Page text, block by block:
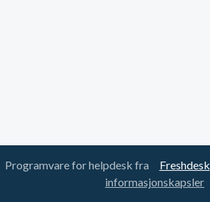
Programvare for helpdesk fra Freshdesk
informasjonskapsler